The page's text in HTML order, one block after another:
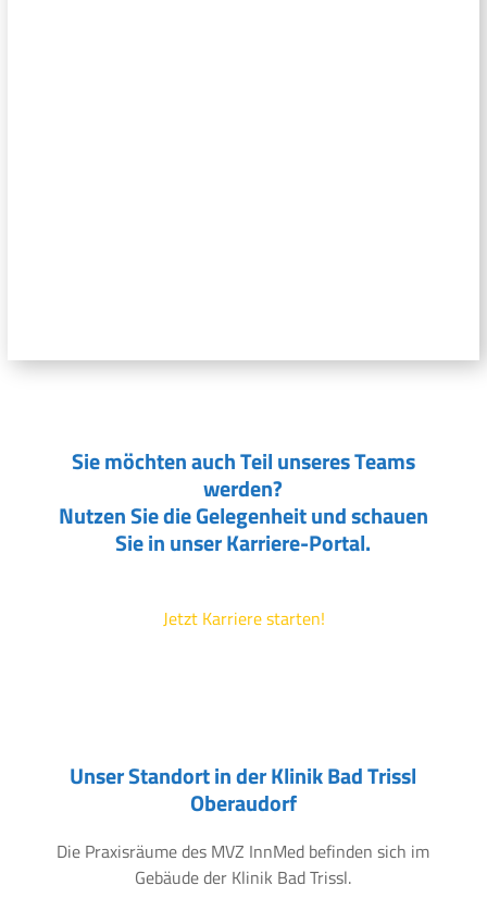
Sie möchten auch Teil unseres Teams
werden?
Nutzen Sie die Gelegenheit und schauen
Sie in unser Karriere-Portal.
Jetzt Karriere starten!
Unser Standort in der Klinik Bad Trissl
Oberaudorf
Die Praxisräume des MVZ InnMed befinden sich im
Gebäude der Klinik Bad Trissl.